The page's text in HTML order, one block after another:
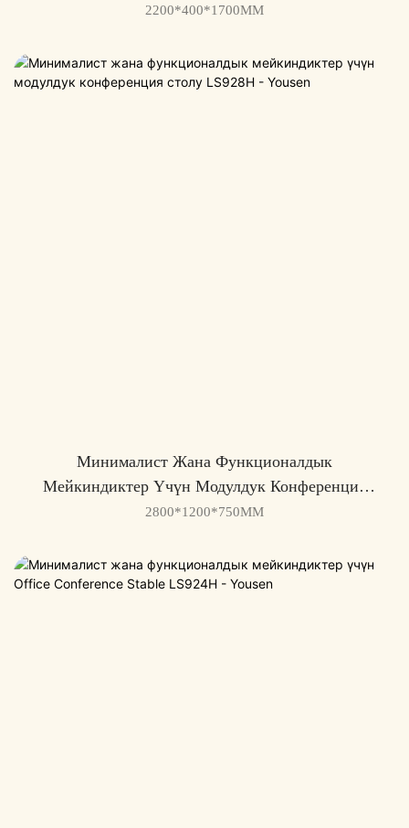
2200*400*1700MM
Минималист Жана Функционалдык
Мейкиндиктер Үчүн Модулдук Конференция
Столу LS928H - Yousen
2800*1200*750MM